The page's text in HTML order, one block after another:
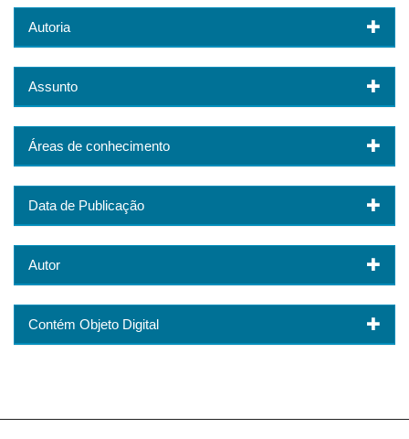
Autoria
Assunto
Áreas de conhecimento
Data de Publicação
Autor
Contém Objeto Digital